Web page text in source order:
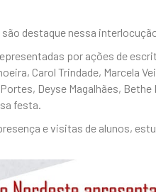
destaque nessa
por ações de
Carol Trindade, Marcela
Deyse Magalhães,
festa.
e visitas de alunos,